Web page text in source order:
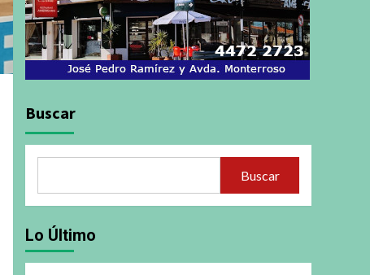
Buscar
Buscar
Lo Último